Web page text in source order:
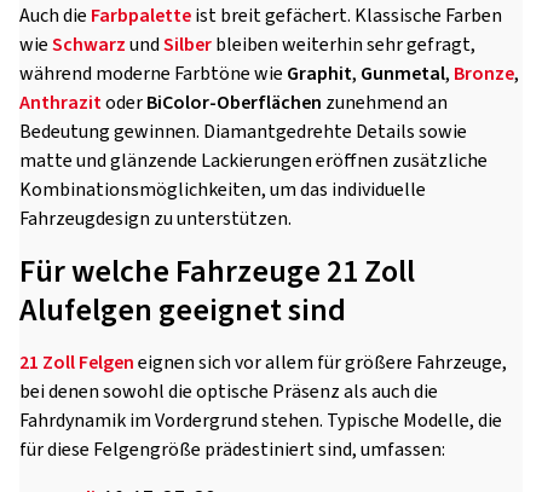
Auch die Farbpaletteist breit gefächert. Klassische Farben
wieSchwarzundSilberbleiben weiterhin sehr gefragt,
während moderne Farbtöne wie Graphit, Gunmetal, Bronze,
AnthrazitoderBiColor-Oberflächen zunehmend an
Bedeutung gewinnen. Diamantgedrehte Details sowie
matte und glänzende Lackierungen eröffnen zusätzliche
Kombinationsmöglichkeiten, um das individuelle
Fahrzeugdesign zu unterstützen.
Für welche Fahrzeuge 21 Zoll
Alufelgen geeignet sind
21 Zoll Felgeneignen sich vor allem für größere Fahrzeuge,
bei denen sowohl die optische Präsenz als auch die
Fahrdynamik im Vordergrund stehen. Typische Modelle, die
für diese Felgengröße prädestiniert sind, umfassen: